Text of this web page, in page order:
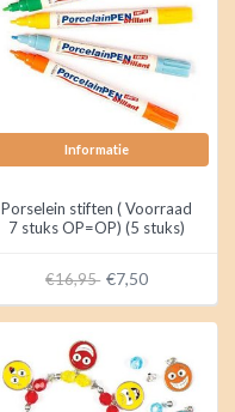
Informatie
Porselein stiften ( Voorraad
7 stuks OP=OP) (5 stuks)
€16,95 €7,50